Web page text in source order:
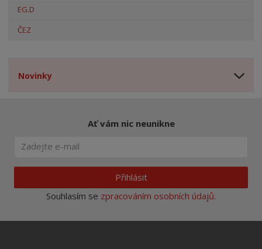
EG.D
ČEZ
Novinky
Ať vám nic neunikne
Přihlásit
Souhlasím se zpracováním osobních údajů.